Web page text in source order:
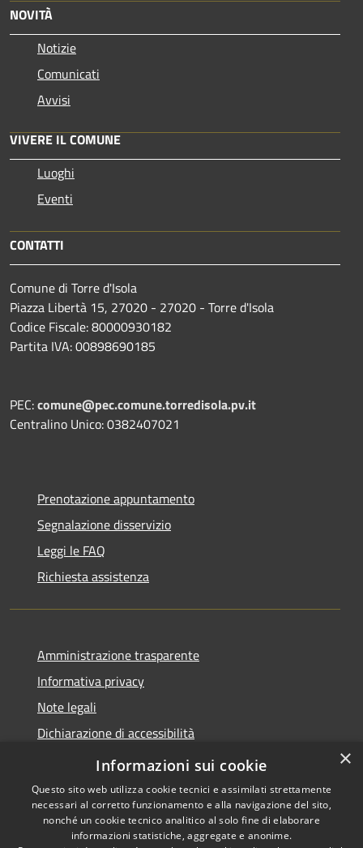
NOVITÀ
Notizie
Comunicati
Avvisi
VIVERE IL COMUNE
Luoghi
Eventi
CONTATTI
Comune di Torre d'Isola
Piazza Libertà 15, 27020 - 27020 - Torre d'Isola
Codice Fiscale: 80000930182
Partita IVA: 00898690185
PEC:comune@pec.comune.torredisola.pv.it
Centralino Unico: 0382407021
Prenotazione appuntamento
Segnalazione disservizio
Leggi le FAQ
Richiesta assistenza
Amministrazione trasparente
Informativa privacy
Note legali
Dichiarazione di accessibilità
Whistleblowing-segnalazione illeciti
Copyright © 2026 • Comune di
×
Informazioni sui cookie
Questo sito web utilizza cookie tecnici e assimilati strettamente
necessari al corretto funzionamento e alla navigazione del sito,
nonché un cookie tecnico analitico al solo fine di elaborare
informazioni statistiche, aggregate e anonime.